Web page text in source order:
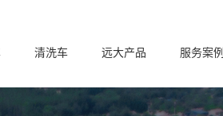
清洗车 远大产品 服务案例